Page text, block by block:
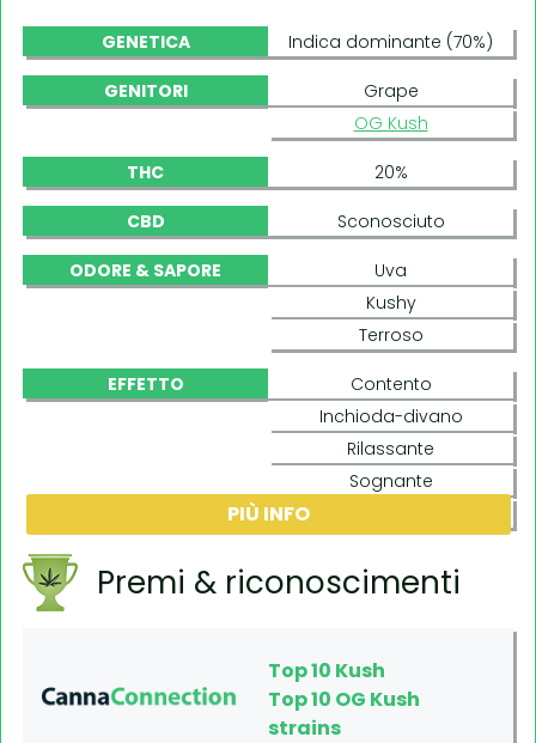
GENETICA Indica dominante (70%)
GENITORI
Grape
OG Kush
THC 20%
CBD Sconosciuto
ODORE & SAPORE
Uva
Kushy
Terroso
EFFETTO
Contento
Inchioda-divano
Rilassante
Sognante
PIÙ INFO
Premi & riconoscimenti
Top 10 Kush
Top 10 OG Kush
strains